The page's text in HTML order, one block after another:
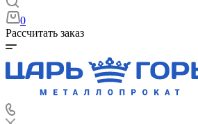
0
Рассчитать заказ